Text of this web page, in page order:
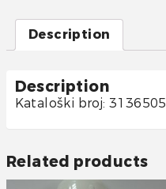
Description
Description
Kataloški broj: 3136505
Related products